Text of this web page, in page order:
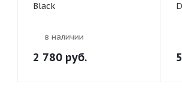
Black
в наличии
2 780 руб.